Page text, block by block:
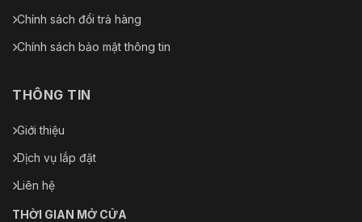
Chính sách đổi trả hàng
Chính sách bảo mật thông tin
THÔNG TIN
Giới thiệu
Dịch vụ lắp đặt
Liên hệ
THỜI GIAN MỞ CỬA